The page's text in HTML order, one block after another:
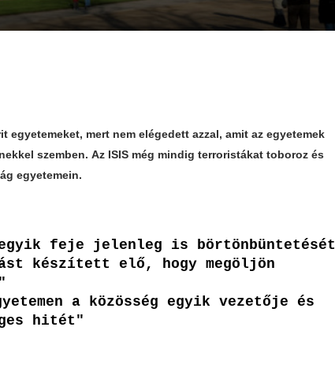
mert nem elégedett azzal, amit az egyetemek
szemben. Az ISIS még mindig terroristákat toboroz és
egyetemein.
egyik feje jelenleg is börtönbüntetését
készített elő, hogy megöljön
a közösség egyik vezetője és
hitét"